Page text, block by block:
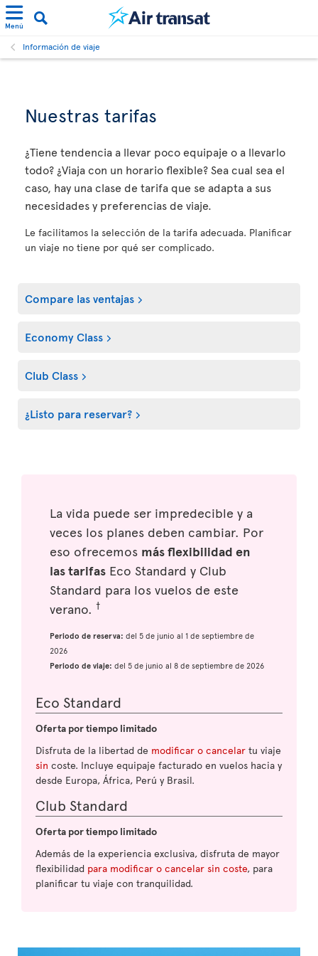
Menú
Información de viaje
Nuestras tarifas
¿Tiene tendencia a llevar poco equipaje o a llevarlo
todo? ¿Viaja con un horario flexible? Sea cual sea el
caso, hay una clase de tarifa que se adapta a sus
necesidades y preferencias de viaje.
Le facilitamos la selección de la tarifa adecuada. Planificar
un viaje no tiene por qué ser complicado.
Compare las ventajas
Economy Class
Club Class
¿Listo para reservar?
La vida puede ser impredecible y a
veces los planes deben cambiar. Por
eso ofrecemos más flexibilidad en
las tarifas Eco Standard y Club
Standard para los vuelos de este
verano. †
Periodo de reserva: del 5 de junio al 1 de septiembre de
2026
Periodo de viaje: del 5 de junio al 8 de septiembre de 2026
Eco Standard
Oferta por tiempo limitado
Disfruta de la libertad de modificar o cancelar tu viaje
sin coste. Incluye equipaje facturado en vuelos hacia y
desde Europa, África, Perú y Brasil.
Club Standard
Oferta por tiempo limitado
Además de la experiencia exclusiva, disfruta de mayor
flexibilidad para modificar o cancelar sin coste, para
planificar tu viaje con tranquilidad.